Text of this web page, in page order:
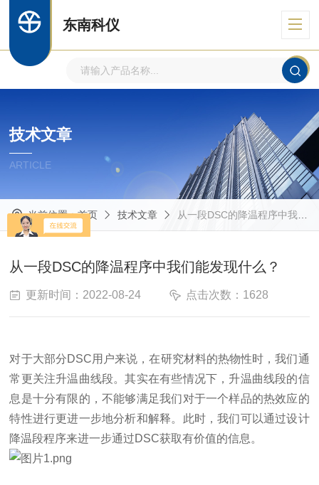
东南科仪
技术文章
ARTICLE
当前位置：首页 技术文章 从一段DSC的降温程序中我们能发现什么？
从一段DSC的降温程序中我们能发现什么？
更新时间：2022-08-24 点击次数：1628
对于大部分DSC用户来说，在研究材料的热物性时，我们通
常更关注升温曲线段。其实在有些情况下，升温曲线段的信
息是十分有限的，不能够满足我们对于一个样品的热效应的
特性进行更进一步地分析和解释。 此时，我们可以通过设计
降温段程序来进一步通过DSC获取有价值的信息。